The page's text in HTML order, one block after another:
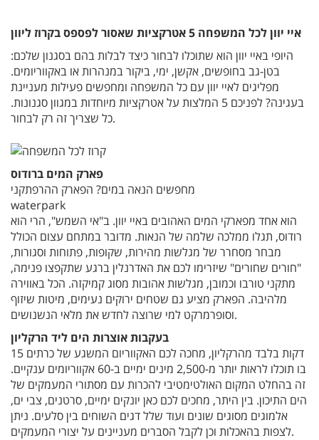
איי יוון לכל המשפחה 5 אטרקציות שאסור לפספס בקרוז ליוון
היופי באיי יוון הוא שתוכלו לבחור כיצד לבלות בהם בסגנון שלכם:
בטן-גב בחופשים, אקשן, ימי, ביקור במנהרות או באקווריומים.
מפליגים לאיי יוון עם כל המשפחה ומחפשים פעילות מעניינת
בעגינה? לפניכם 5 המלצות על אטרקציות מיוחדות במגוון סגנונות.
כל שצריך זה רק לבחור.
פארק המים ברודוס
מחפשים הנאה במים? הפארק ההרפתקני
waterpark
הוא אחד מפארקי המים האהובים באיי יוון. ב"אי השמש", הרי הוא
רודוס, תגלו ממלכה שלמה של הנאות. מדובר במתחם עצום הכולל
מבחר מסחרר של מגלשות מהירות, שקופות, פתוחות וסגורות,
"חורים שחורים" שיזרימו לכם את האדרנלין ברגע שתקפצו פנימה,
מתקני טורבו וכמובן, מגלשות אהובות מסוג קמיקזה. הכל באווירה
מלהיבה. הפארק מציע גם שטחים ירוקים נעימים, מיטות שיזוף
וסופרמרקט למי שרוצה לחדש את מלאי הנשנושים.
בעקבות אוצרות הים ליד הרקליון
15 דקות בלבד מהרקליון, מחכה לכם האקווריום המשגע של כרתים
בו תוכלו לראות יותר מ-2,500 מינים ימיים ב-60 אקווריומים ענקיים.
זה בהחלט המקום האולטימטיבי להכרות עם מסתורי המעמקים של
הים התיכון. בין היתר, מחכים לכם כאן יונקים ימיים, סרטנים, צבי ים,
אלמוגים מסוגים שונים ועוד שלל דגים השוחים בין סלעים. ניתן
לצפות בהאכלות וכן לקבל הסברים מעניינים על יצורי המעמקים.